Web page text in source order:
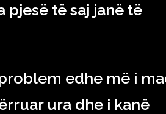
pjesë të saj janë të
edhe më i
ura dhe i kanë